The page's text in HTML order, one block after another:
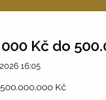
Kč do
16:05
Kč